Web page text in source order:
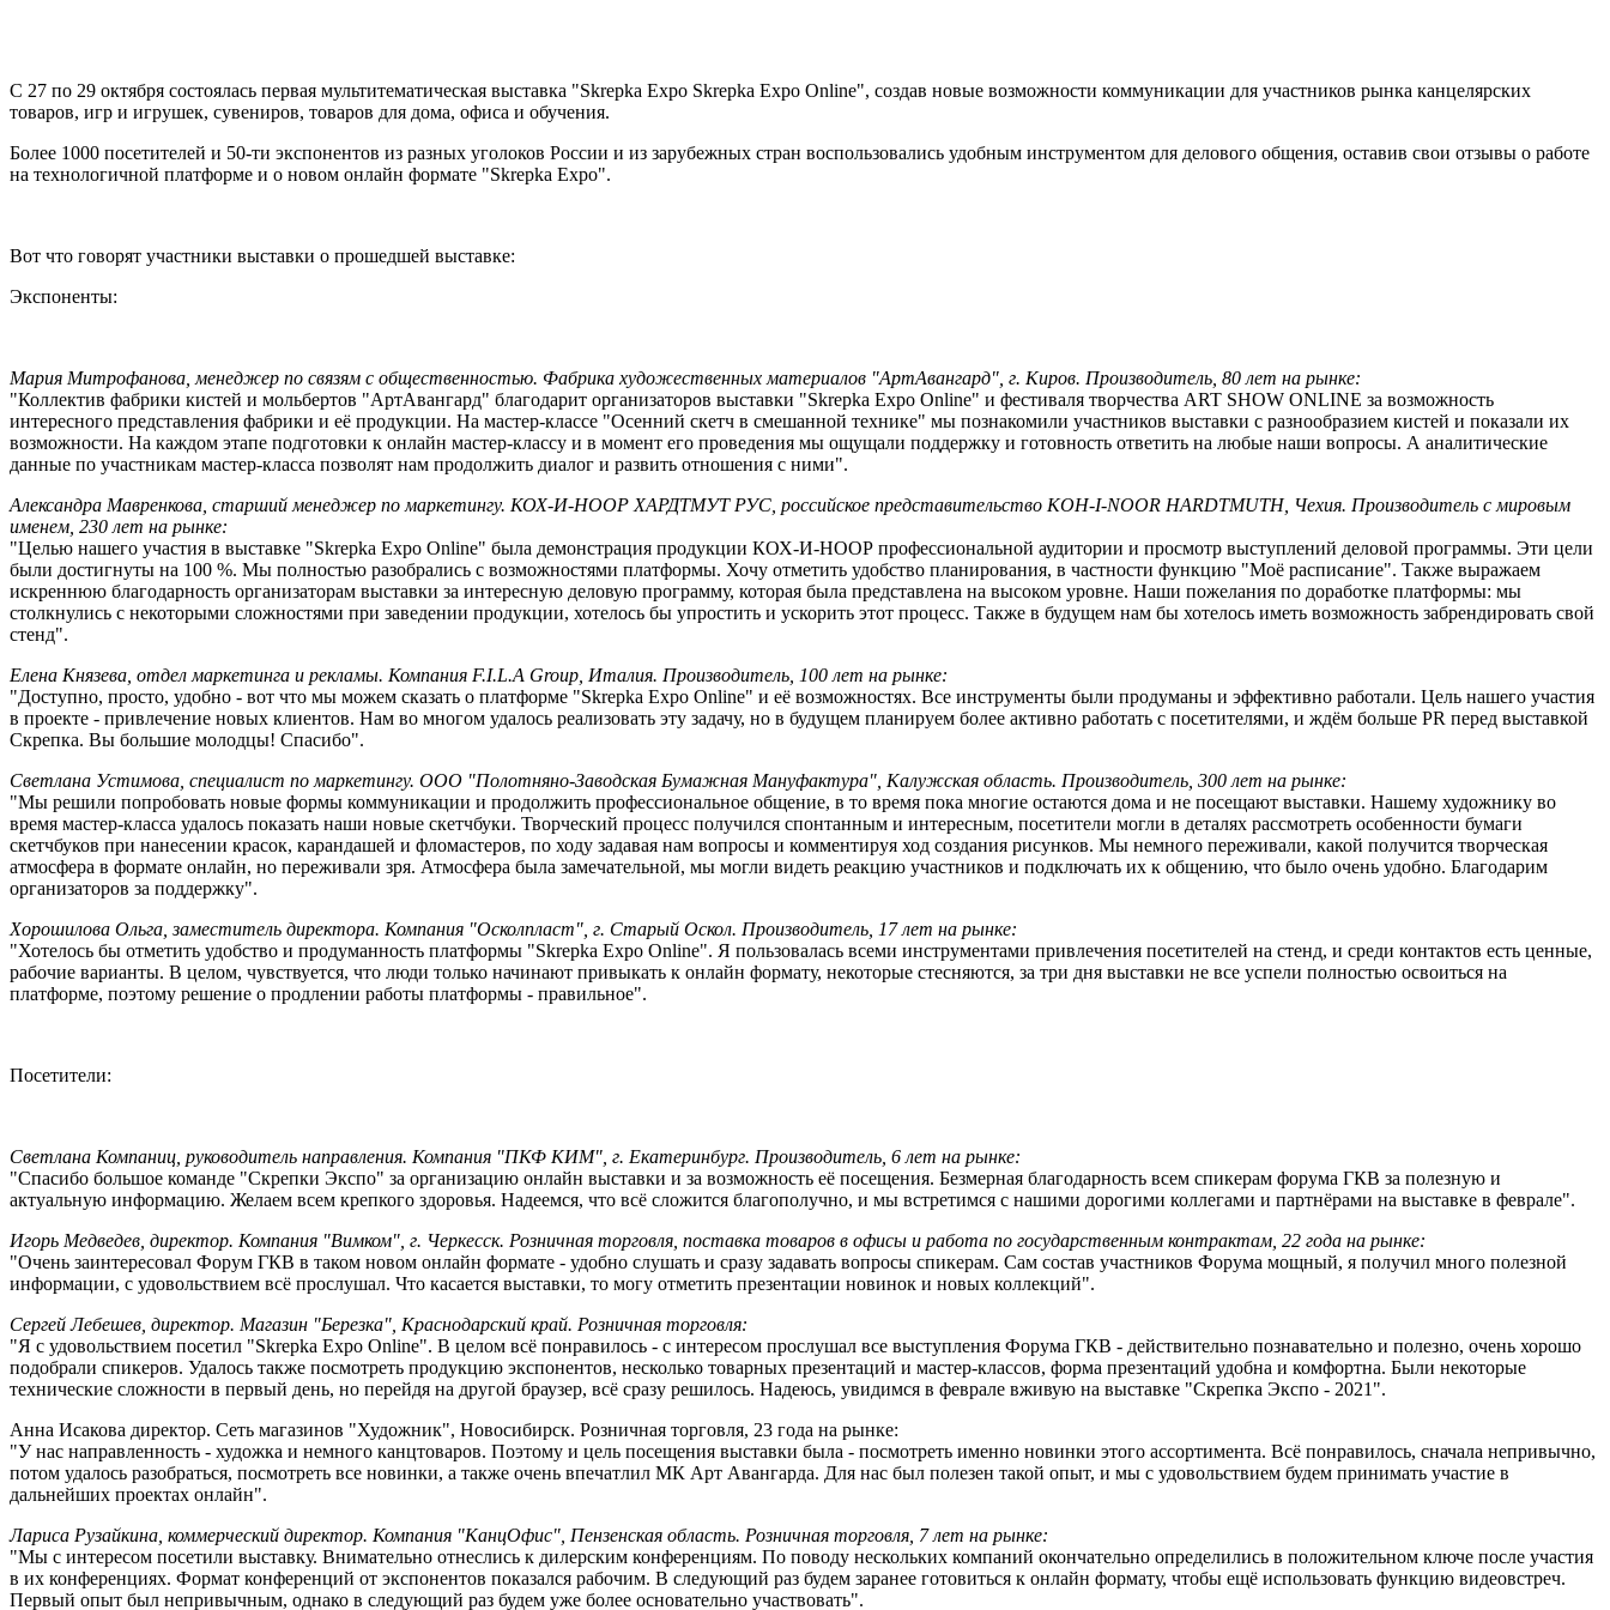
С 27 по 29 октября состоялась первая мультитематическая выставка "Skrepka Expo Skrepka Expo Online", создав новые возможности коммуникации для участников рынка канцелярских
товаров, игр и игрушек, сувениров, товаров для дома, офиса и обучения.
Более 1000 посетителей и 50-ти экспонентов из разных уголоков России и из зарубежных стран воспользовались удобным инструментом для делового общения, оставив свои отзывы о работе
на технологичной платформе и о новом онлайн формате "Skrepka Expo".
Вот что говорят участники выставки о прошедшей выставке:
Экспоненты:
Мария Митрофанова, менеджер по связям с общественностью. Фабрика художественных материалов "АртАвангард", г. Киров. Производитель, 80 лет на рынке:
"Коллектив фабрики кистей и мольбертов "АртАвангард" благодарит организаторов выставки "Skrepka Expo Online" и фестиваля творчества ART SHOW ONLINE за возможность
интересного представления фабрики и её продукции. На мастер-классе "Осенний скетч в смешанной технике" мы познакомили участников выставки с разнообразием кистей и показали их
возможности. На каждом этапе подготовки к онлайн мастер-классу и в момент его проведения мы ощущали поддержку и готовность ответить на любые наши вопросы. А аналитические
данные по участникам мастер-класса позволят нам продолжить диалог и развить отношения с ними".
Александра Мавренкова, старший менеджер по маркетингу. КОХ-И-НООР ХАРДТМУТ РУС, российское представительство KOH-I-NOOR HARDTMUTH, Чехия. Производитель с мировым
именем, 230 лет на рынке:
"Целью нашего участия в выставке "Skrepka Expo Online" была демонстрация продукции КОХ-И-НООР профессиональной аудитории и просмотр выступлений деловой программы. Эти цели
были достигнуты на 100 %. Мы полностью разобрались с возможностями платформы. Хочу отметить удобство планирования, в частности функцию "Моё расписание". Также выражаем
искреннюю благодарность организаторам выставки за интересную деловую программу, которая была представлена на высоком уровне. Наши пожелания по доработке платформы: мы
столкнулись с некоторыми сложностями при заведении продукции, хотелось бы упростить и ускорить этот процесс. Также в будущем нам бы хотелось иметь возможность забрендировать свой
стенд".
Елена Князева, отдел маркетинга и рекламы. Компания F.I.L.A Group, Италия. Производитель, 100 лет на рынке:
"Доступно, просто, удобно - вот что мы можем сказать о платформе "Skrepka Expo Online" и её возможностях. Все инструменты были продуманы и эффективно работали. Цель нашего участия
в проекте - привлечение новых клиентов. Нам во многом удалось реализовать эту задачу, но в будущем планируем более активно работать с посетителями, и ждём больше PR перед выставкой
Скрепка. Вы большие молодцы! Спасибо".
Светлана Устимова, специалист по маркетингу. ООО "Полотняно-Заводская Бумажная Мануфактура", Калужская область. Производитель, 300 лет на рынке:
"Мы решили попробовать новые формы коммуникации и продолжить профессиональное общение, в то время пока многие остаются дома и не посещают выставки. Нашему художнику во
время мастер-класса удалось показать наши новые скетчбуки. Творческий процесс получился спонтанным и интересным, посетители могли в деталях рассмотреть особенности бумаги
скетчбуков при нанесении красок, карандашей и фломастеров, по ходу задавая нам вопросы и комментируя ход создания рисунков. Мы немного переживали, какой получится творческая
атмосфера в формате онлайн, но переживали зря. Атмосфера была замечательной, мы могли видеть реакцию участников и подключать их к общению, что было очень удобно. Благодарим
организаторов за поддержку".
Хорошилова Ольга, заместитель директора. Компания "Осколпласт", г. Старый Оскол. Производитель, 17 лет на рынке:
"Хотелось бы отметить удобство и продуманность платформы "Skrepka Expo Online". Я пользовалась всеми инструментами привлечения посетителей на стенд, и среди контактов есть ценные,
рабочие варианты. В целом, чувствуется, что люди только начинают привыкать к онлайн формату, некоторые стесняются, за три дня выставки не все успели полностью освоиться на
платформе, поэтому решение о продлении работы платформы - правильное".
Посетители:
Светлана Компаниц, руководитель направления. Компания "ПКФ КИМ", г. Екатеринбург. Производитель, 6 лет на рынке:
"Спасибо большое команде "Скрепки Экспо" за организацию онлайн выставки и за возможность её посещения. Безмерная благодарность всем спикерам форума ГКВ за полезную и
актуальную информацию. Желаем всем крепкого здоровья. Надеемся, что всё сложится благополучно, и мы встретимся с нашими дорогими коллегами и партнёрами на выставке в феврале".
Игорь Медведев, директор. Компания "Вимком", г. Черкесск. Розничная торговля, поставка товаров в офисы и работа по государственным контрактам, 22 года на рынке:
"Очень заинтересовал Форум ГКВ в таком новом онлайн формате - удобно слушать и сразу задавать вопросы спикерам. Сам состав участников Форума мощный, я получил много полезной
информации, с удовольствием всё прослушал. Что касается выставки, то могу отметить презентации новинок и новых коллекций".
Сергей Лебешев, директор. Магазин "Березка", Краснодарский край. Розничная торговля:
"Я с удовольствием посетил "Skrepka Expo Online". В целом всё понравилось - с интересом прослушал все выступления Форума ГКВ - действительно познавательно и полезно, очень хорошо
подобрали спикеров. Удалось также посмотреть продукцию экспонентов, несколько товарных презентаций и мастер-классов, форма презентаций удобна и комфортна. Были некоторые
технические сложности в первый день, но перейдя на другой браузер, всё сразу решилось. Надеюсь, увидимся в феврале вживую на выставке "Cкрепка Экспо - 2021".
Анна Исакова директор. Сеть магазинов "Художник", Новосибирск. Розничная торговля, 23 года на рынке:
"У нас направленность - художка и немного канцтоваров. Поэтому и цель посещения выставки была - посмотреть именно новинки этого ассортимента. Всё понравилось, сначала непривычно,
потом удалось разобраться, посмотреть все новинки, а также очень впечатлил МК Арт Авангарда. Для нас был полезен такой опыт, и мы с удовольствием будем принимать участие в
дальнейших проектах онлайн".
Лариса Рузайкина, коммерческий директор. Компания "КанцОфис", Пензенская область. Розничная торговля, 7 лет на рынке:
"Мы с интересом посетили выставку. Внимательно отнеслись к дилерским конференциям. По поводу нескольких компаний окончательно определились в положительном ключе после участия
в их конференциях. Формат конференций от экспонентов показался рабочим. В следующий раз будем заранее готовиться к онлайн формату, чтобы ещё использовать функцию видеовстреч.
Первый опыт был непривычным, однако в следующий раз будем уже более основательно участвовать".